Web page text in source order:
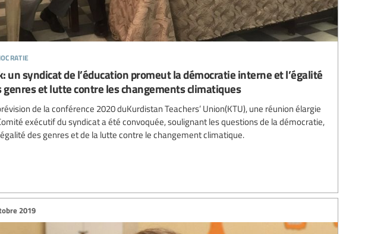
un syndicat de l’éducation promeut la démocratie interne et l’égalité
genres et lutte contre les changements climatiques
de la conférence 2020 duKurdistan Teachers’ Union(KTU), une réunion élargie
exécutif du syndicat a été convoquée, soulignant les questions de la démocratie,
des genres et de la lutte contre le changement climatique.
2019